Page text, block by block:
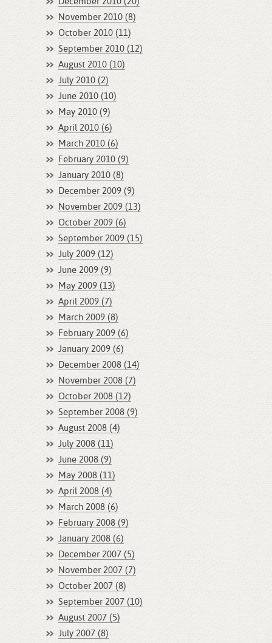
November 2010 (8)
October 2010 (11)
September 2010 (12)
August 2010 (10)
July 2010 (2)
June 2010 (10)
May 2010 (9)
April 2010 (6)
March 2010 (6)
February 2010 (9)
January 2010 (8)
December 2009 (9)
November 2009 (13)
October 2009 (6)
September 2009 (15)
July 2009 (12)
June 2009 (9)
May 2009 (13)
April 2009 (7)
March 2009 (8)
February 2009 (6)
January 2009 (6)
December 2008 (14)
November 2008 (7)
October 2008 (12)
September 2008 (9)
August 2008 (4)
July 2008 (11)
June 2008 (9)
May 2008 (11)
April 2008 (4)
March 2008 (6)
February 2008 (9)
January 2008 (6)
December 2007 (5)
November 2007 (7)
October 2007 (8)
September 2007 (10)
August 2007 (5)
July 2007 (8)